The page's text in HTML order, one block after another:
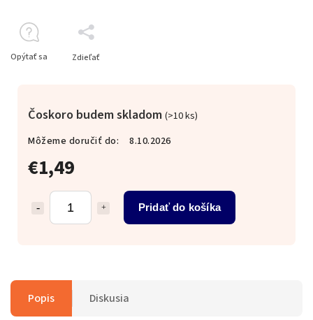
€1,49
Pridať do košíka
Čoskoro budem skladom (>10 ks)
Môžeme doručiť do:
8.10.2026
Opýtať sa Zdieľať
Popis Diskusia